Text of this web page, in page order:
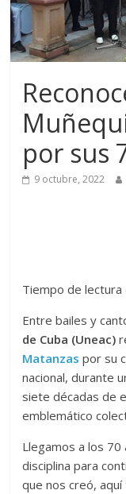
por sus
9 octubre, 2022
Tiempo de
Entre bailes y
de Cuba (Uneac)
Matanzas por su
nacional, durante
siete décadas de
emblemático
Llegamos a los 70
disciplina para
que nos creó,